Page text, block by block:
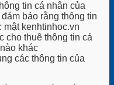
tin cá nhân của
bảo rằng thông tin
kenhtinhoc.vn
cho thuê thông tin cá
khác
các thông tin của